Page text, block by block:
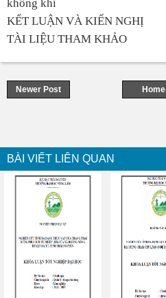
không khí
KẾT LUẬN VÀ KIẾN NGHỊ
TÀI LIỆU THAM KHẢO
Newer Post Home
BÀI VIẾT LIÊN QUAN